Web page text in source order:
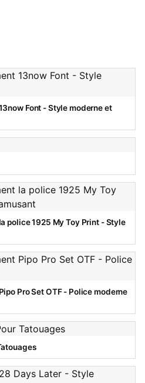
Font - Style moderne et
police 1925 My Toy Print - Style
Pro Set OTF - Police moderne